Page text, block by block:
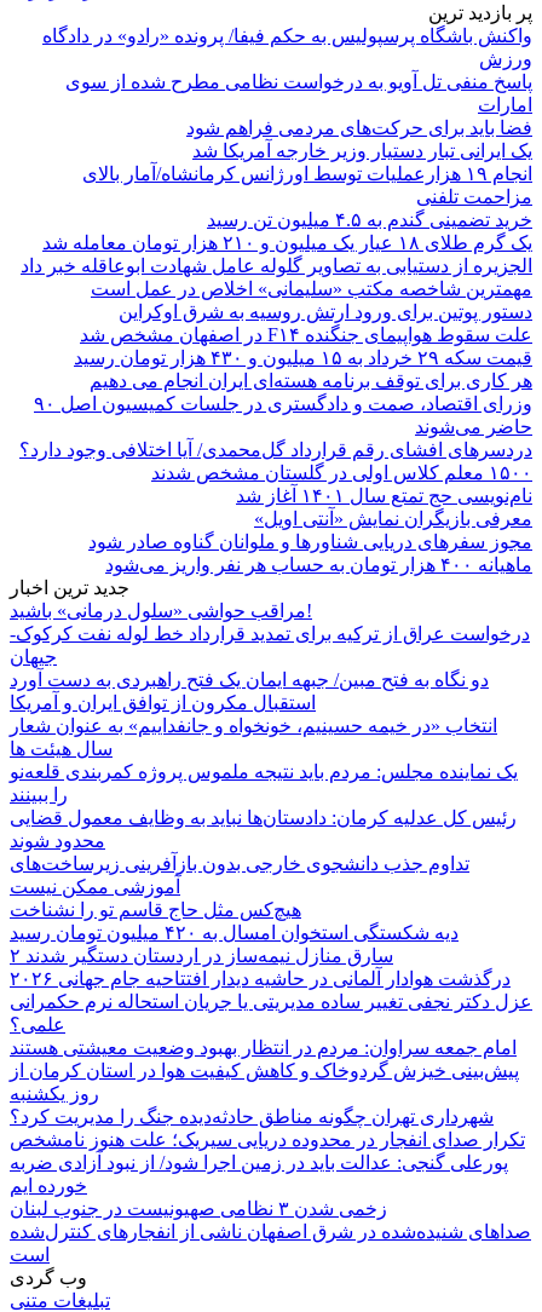
پر بازدید ترین
واکنش باشگاه پرسپولیس به حکم فیفا/ پرونده «رادو» در دادگاه
ورزش
پاسخ منفی تل آویو به درخواست نظامی مطرح شده از سوی
امارات
فضا باید برای حرکت‌های مردمی فراهم شود
یک ایرانی تبار دستیار وزیر خارجه آمریکا شد
انجام ۱۹ هزارعملیات توسط اورژانس کرمانشاه/آمار بالای
مزاحمت تلفنی
خرید تضمینی گندم به ۴.۵ میلیون تن رسید
یک گرم طلای ۱۸ عیار یک میلیون و ۲۱۰ هزار تومان معامله شد
الجزیره از دستیابی به تصاویر گلوله عامل شهادت ابوعاقله خبر داد
مهمترین شاخصه مکتب «سلیمانی» اخلاص در عمل است
دستور پوتین برای ورود ارتش روسیه به شرق اوکراین
علت سقوط هواپیمای جنگنده F۱۴ در اصفهان مشخص شد
قیمت سکه ۲۹ خرداد به ۱۵ میلیون و ۴۳۰ هزار تومان رسید
هر کاری برای توقف برنامه هسته‌ای ایران انجام می دهیم
وزرای اقتصاد، صمت و دادگستری در جلسات کمیسیون اصل ۹۰
حاضر می‌شوند
دردسرهای افشای رقم قرارداد گل‌محمدی/ آیا اختلافی وجود دارد؟
۱۵۰۰ معلم کلاس اولی در گلستان مشخص شدند
نام‌نویسی حج تمتع سال ۱۴۰۱ آغاز شد
معرفی بازیگران نمایش «آنتی اویل»
مجوز سفرهای دریایی شناورها و ملوانان گناوه صادر شود
ماهیانه ۴۰۰ هزار تومان به حساب هر نفر واریز می‌شود
جدید ترین اخبار
مراقب حواشی «سلول درمانی» باشید!
درخواست عراق از ترکیه برای تمدید قرارداد خط لوله نفت کرکوک-
جیهان
دو نگاه به فتح مبین/ جبهه ایمان یک فتح راهبردی به دست آورد
استقبال مکرون از توافق ایران و آمریکا
انتخاب «در خیمه حسینیم، خونخواه و جانفداییم» به عنوان شعار
سال هیئت ها
یک نماینده مجلس: مردم باید نتیجه ملموس پروژه کمربندی قلعه‌نو
را ببینند
رئیس کل عدلیه کرمان: دادستان‌ها نباید به وظایف معمول قضایی
محدود شوند
تداوم جذب دانشجوی خارجی بدون بازآفرینی زیرساخت‌های
آموزشی ممکن نیست
هیچ‌کس مثل حاج قاسم تو را نشناخت
دیه شکستگی استخوان امسال به ۴۲۰ میلیون تومان رسید
۲ سارق منازل نیمه‌ساز در اردستان دستگیر شدند
درگذشت هوادار آلمانی در حاشیه دیدار افتتاحیه جام جهانی ۲۰۲۶
عزل دکتر نجفی تغییر ساده مدیریتی یا جریان استحاله نرم حکمرانی
علمی؟
امام جمعه سراوان: مردم در انتظار بهبود وضعیت معیشتی هستند
پیش‌بینی خیزش گردوخاک و کاهش کیفیت هوا در استان کرمان از
روز یکشنبه
شهرداری تهران چگونه مناطق حادثه‌دیده جنگ را مدیریت کرد؟
تکرار صدای انفجار در محدوده دریایی سیریک؛ علت هنوز نامشخص
پورعلی گنجی: عدالت باید در زمین اجرا شود/ از نبود آزادی ضربه
خورده ایم
زخمی شدن ۳ نظامی صهیونیست در جنوب لبنان
صداهای شنیده‌شده در شرق اصفهان ناشی از انفجارهای کنترل‌شده
است
وب گردی
تبلیغات متنی